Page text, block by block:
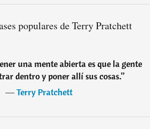
populares de Terry Pratchett
una mente abierta es que la gente
dentro y poner allí sus cosas.”
―Terry Pratchett